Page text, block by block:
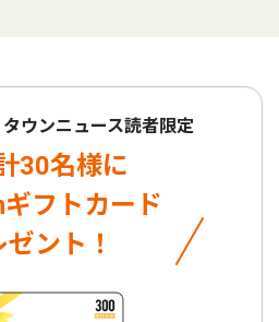
ウンニュース読者限定
30名様に
フトカード
ゼント！